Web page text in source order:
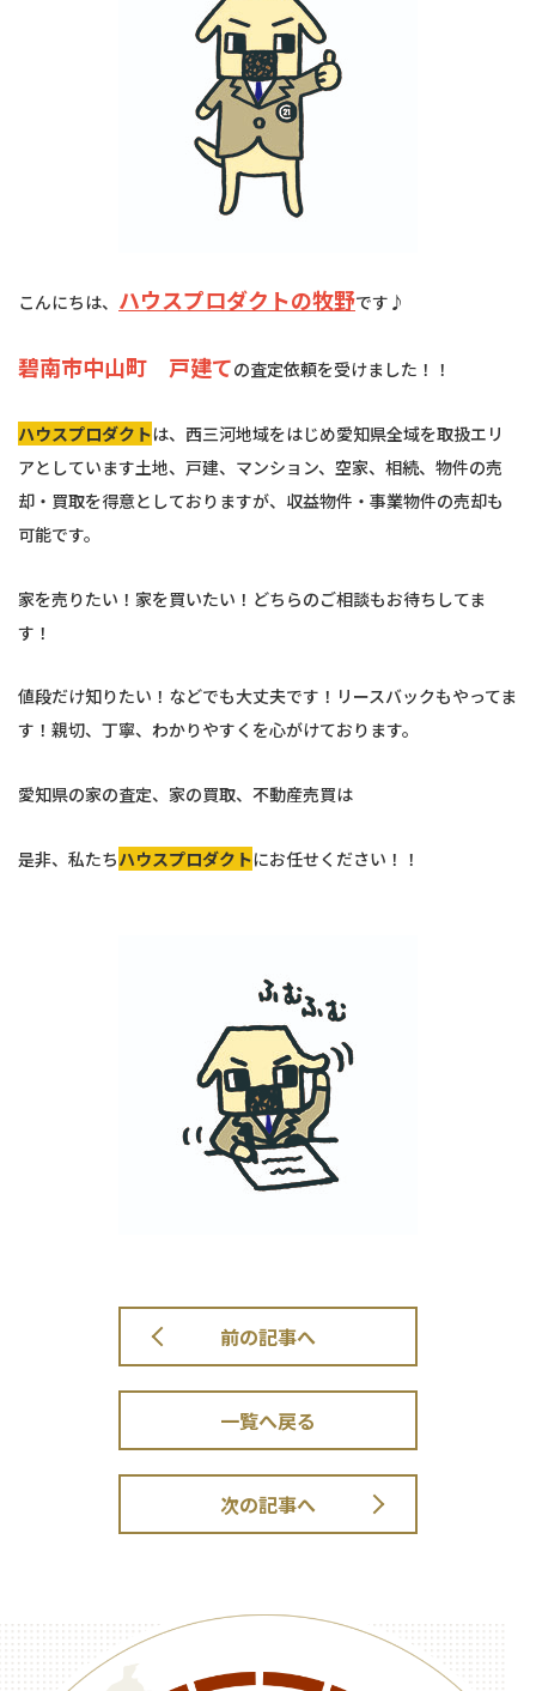
こんにちは、 ハウスプロダクトの牧野です♪
碧南市中山町 戸建ての査定依頼を受けました！！
ハウスプロダクトは、西三河地域をはじめ愛知県全域を取扱エリ
アとしています土地、戸建、マンション、空家、相続、物件の売
却・買取を得意としておりますが、収益物件・事業物件の売却も
可能です。
家を売りたい！家を買いたい！どちらのご相談もお待ちしてま
す！
値段だけ知りたい！などでも大丈夫です！リースバックもやってま
す！親切、丁寧、わかりやすくを心がけております。
愛知県の家の査定、家の買取、不動産売買は
是非、私たちハウスプロダクトにお任せください！！
前の記事へ
一覧へ戻る
次の記事へ